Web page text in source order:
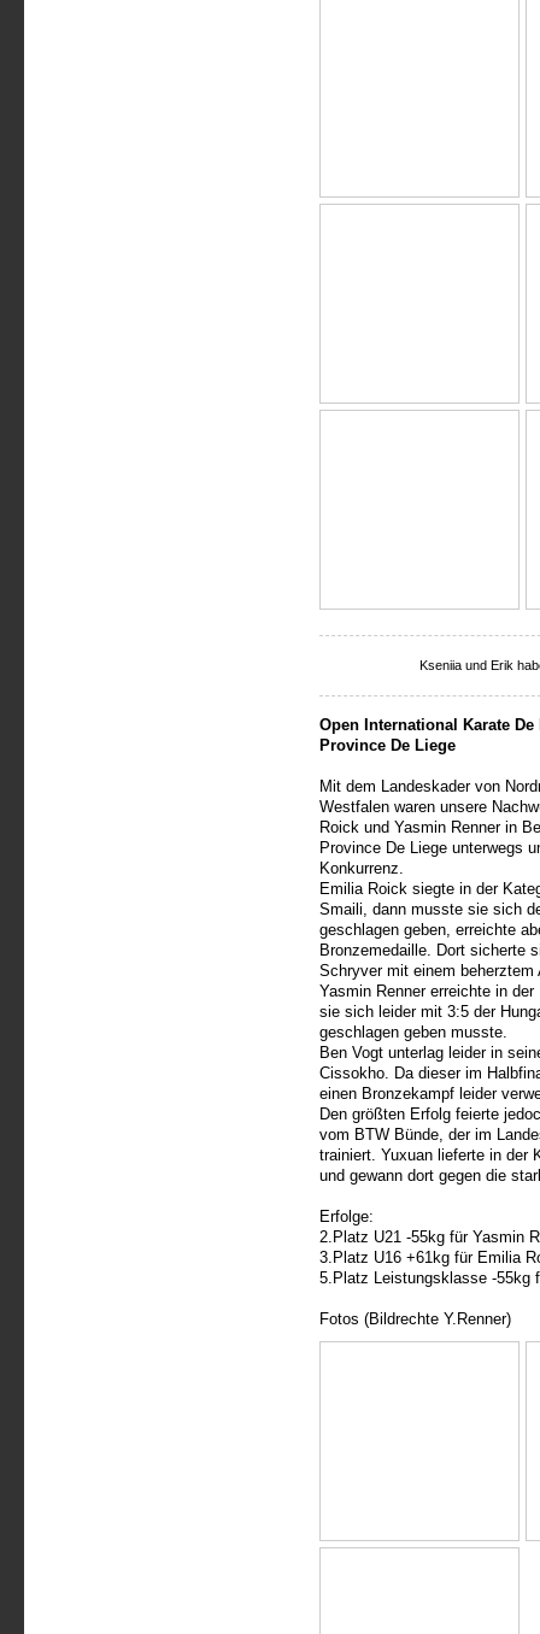
Kseniia und Erik
Open International Karate De
Province De Liege
Mit dem Landeskader von
Westfalen waren unsere
Roick und Yasmin Renner in
Province De Liege unterwegs
Konkurrenz.
Emilia Roick siegte in der
Smaili, dann musste sie sich
geschlagen geben, erreichte
Bronzemedaille. Dort sicherte
Schryver mit einem
Yasmin Renner erreichte in
sie sich leider mit 3:5 der
geschlagen geben musste.
Ben Vogt unterlag leider in
Cissokho. Da dieser im
einen Bronzekampf leider
Den größten Erfolg feierte
vom BTW Bünde, der im
trainiert. Yuxuan lieferte in der
und gewann dort gegen die
Erfolge:
2.Platz U21 -55kg für Yasmin
3.Platz U16 +61kg für Emilia
5.Platz Leistungsklasse -55kg
Fotos (Bildrechte Y.Renner)